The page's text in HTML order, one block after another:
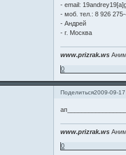
- email:
- моб. тел.: 8 926
- Андрей
- г. Москва
www.prizrak.ws
0
Поделиться2009-09-
www.prizrak.ws
0